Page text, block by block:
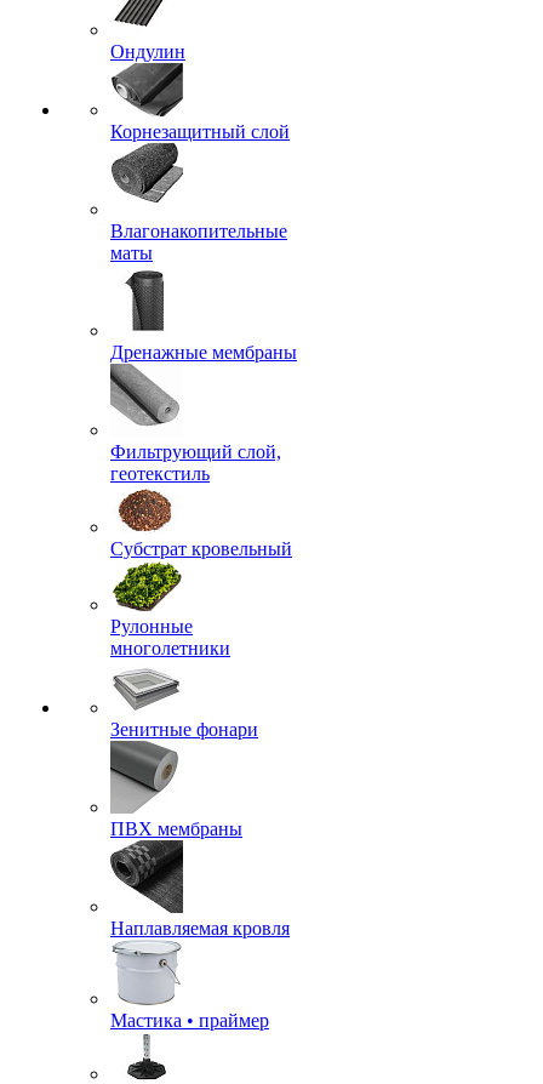
Ондулин
Корнезащитный слой
Влагонакопительные
маты
Дренажные мембраны
Фильтрующий слой,
геотекстиль
Субстрат кровельный
Рулонные
многолетники
Зенитные фонари
ПВХ мембраны
Наплавляемая кровля
Мастика • праймер